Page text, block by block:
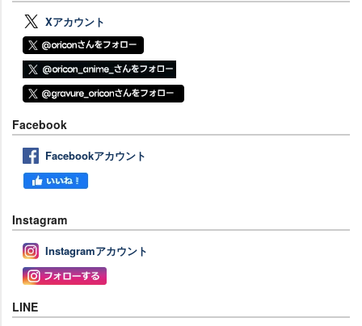
Xアカウント
Facebook
Facebookアカウント
Instagram
Instagramアカウント
LINE